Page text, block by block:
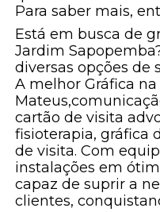
Para saber mais,
Está em busca de
Jardim
diversas opções de
A melhor Gráfica na
cartão de visita
fisioterapia, gráfica
de visita. Com
instalações em
capaz de suprir a
clientes,